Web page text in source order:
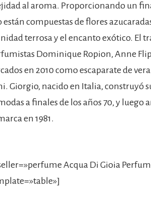
al aroma. Proporcionando un
compuestas de flores
terrosa y el encanto exótico. El
Dominique Ropion, Anne
en 2010 como escaparate de
Giorgio, nacido en Italia, construyó
a finales de los años 70, y
en 1981.
Acqua Di Gioia